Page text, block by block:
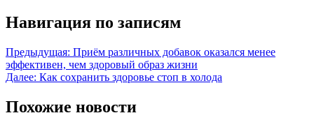
Навигация по записям
Предыдущая: Приём различных добавок оказался менее
эффективен, чем здоровый образ жизни
Далее: Как сохранить здоровье стоп в холода
Похожие новости